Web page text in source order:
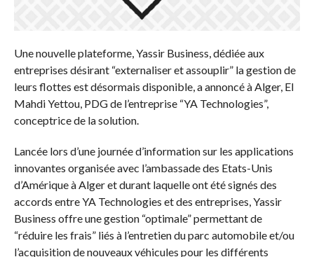
Une nouvelle plateforme, Yassir Business, dédiée aux
entreprises désirant “externaliser et assouplir” la gestion de
leurs flottes est désormais disponible, a annoncé à Alger, El
Mahdi Yettou, PDG de l’entreprise “YA Technologies”,
conceptrice de la solution.
Lancée lors d’une journée d’information sur les applications
innovantes organisée avec l’ambassade des Etats-Unis
d’Amérique à Alger et durant laquelle ont été signés des
accords entre YA Technologies et des entreprises, Yassir
Business offre une gestion “optimale” permettant de
“réduire les frais” liés à l’entretien du parc automobile et/ou
l’acquisition de nouveaux véhicules pour les différents